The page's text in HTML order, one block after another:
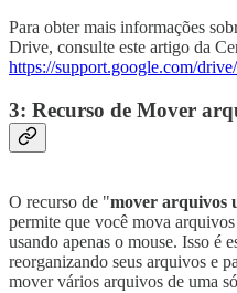
Para obter mais informações
Drive, consulte este artigo da
https://support.google.com/
3: Recurso de Mover
O recurso de "mover arquivos
permite que você mova
usando apenas o mouse. Isso é
reorganizando seus arquivos e
mover vários arquivos de uma